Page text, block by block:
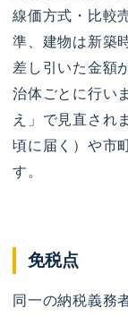
線価方式・比較
準、建物は新築
差し引いた金額
治体ごとに行い
え」で見直され
頃に届く）や市
す。
免税点
同一の納税義務